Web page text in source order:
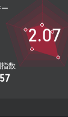
数
2.07